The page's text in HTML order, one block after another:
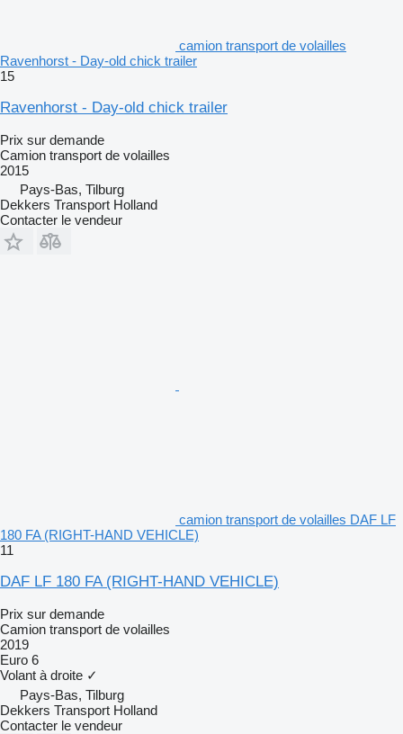
camion transport de volailles
Ravenhorst - Day-old chick trailer
15
Ravenhorst - Day-old chick trailer
Prix sur demande
Camion transport de volailles
2015
Pays-Bas, Tilburg
Dekkers Transport Holland
Contacter le vendeur
camion transport de volailles DAF LF
180 FA (RIGHT-HAND VEHICLE)
11
DAF LF 180 FA (RIGHT-HAND VEHICLE)
Prix sur demande
Camion transport de volailles
2019
Euro 6
Volant à droite ✓
Pays-Bas, Tilburg
Dekkers Transport Holland
Contacter le vendeur